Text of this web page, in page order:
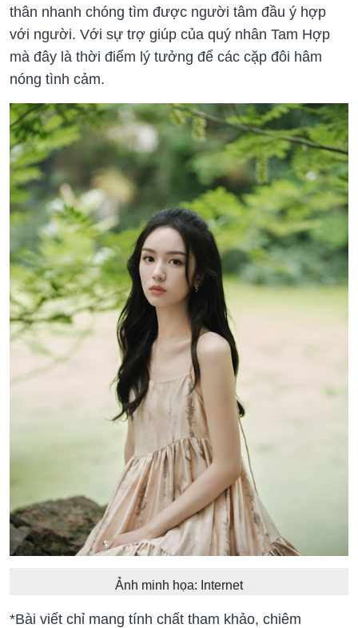
thân nhanh chóng tìm được người tâm đầu ý hợp
với người. Với sự trợ giúp của quý nhân Tam Hợp
mà đây là thời điểm lý tưởng để các cặp đôi hâm
nóng tình cảm.
Ảnh minh họa: Internet
*Bài viết chỉ mang tính chất tham khảo, chiêm